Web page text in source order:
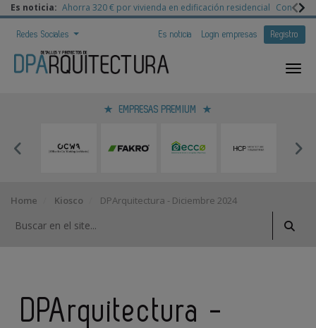
Es noticia: Ahorra 320 € por vivienda en edificación residencial
Redes Sociales Es noticia Login empresas Registro
EMPRESAS PREMIUM
Home Kiosco DPArquitectura - Diciembre 2024
DPArquitectura -